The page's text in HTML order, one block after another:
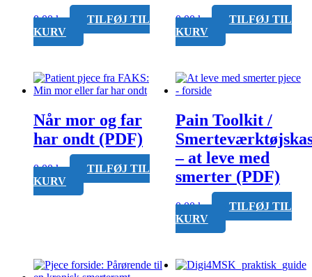
0,00kr.
TILFØJ TIL
KURV
0,00kr.
TILFØJ TIL
KURV
Når mor og far
har ondt (PDF)
0,00kr.
TILFØJ TIL
KURV
Pain Toolkit /
– at leve med
smerter (PDF)
0,00kr.
TILFØJ TIL
KURV